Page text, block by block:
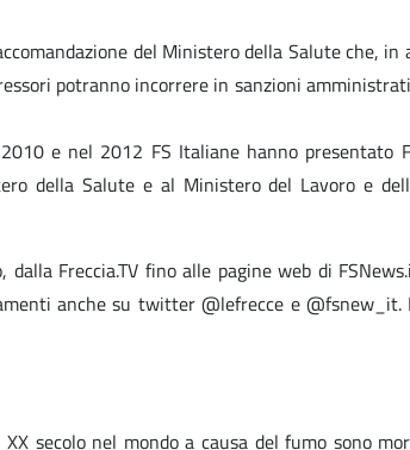
del Ministero della Salute che,
potranno incorrere in sanzioni
e nel 2012 FS Italiane hanno presentato
della Salute e al Ministero del Lavoro e
Freccia.TV fino alle pagine web di
anche su twitter @lefrecce e @fsnew_it.
secolo nel mondo a causa del fumo sono